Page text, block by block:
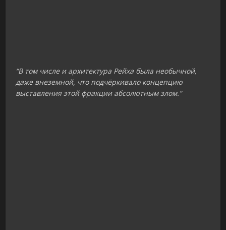
“В том числе и архитектура Рейха была необычной,
даже внеземной, что подчёркивало концепцию
выставления этой фракции абсолютным злом.”